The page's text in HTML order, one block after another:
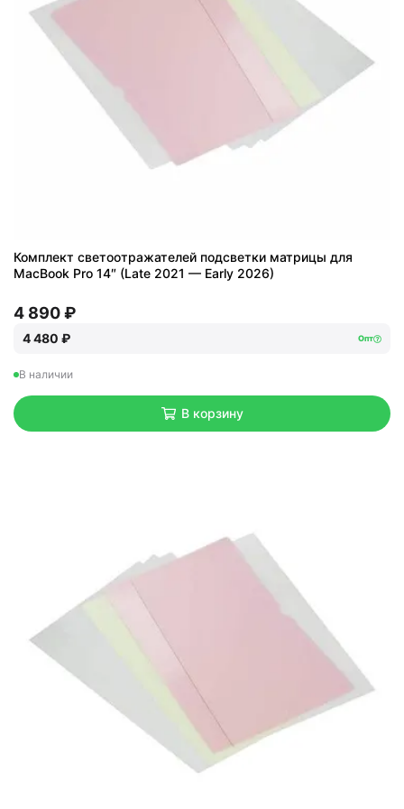
Комплект светоотражателей подсветки матрицы для
MacBook Pro 14″ (Late 2021 — Early 2026)
4 890 ₽
4 480 ₽ Опт
В наличии
В корзину